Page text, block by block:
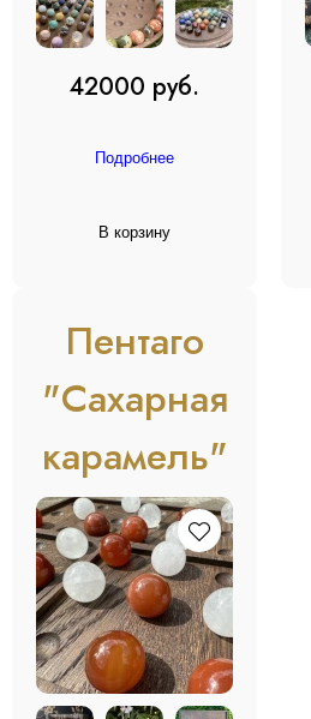
42000 руб.
Подробнее
В корзину
Пентаго
"Сахарная
карамель"